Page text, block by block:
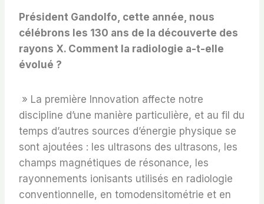
Président Gandolfo, cette année, nous
célébrons les 130 ans de la découverte des
rayons X. Comment la radiologie a-t-elle
évolué ?
» La première Innovation affecte notre
discipline d’une manière particulière, et au fil du
temps d’autres sources d’énergie physique se
sont ajoutées : les ultrasons des ultrasons, les
champs magnétiques de résonance, les
rayonnements ionisants utilisés en radiologie
conventionnelle, en tomodensitométrie et en